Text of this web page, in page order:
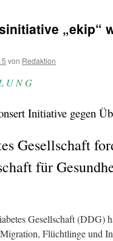
„ekip“
von Redaktion
U N G
Initiative gegen
Gesellschaft
für
Gesellschaft (DDG)
Flüchtlinge und